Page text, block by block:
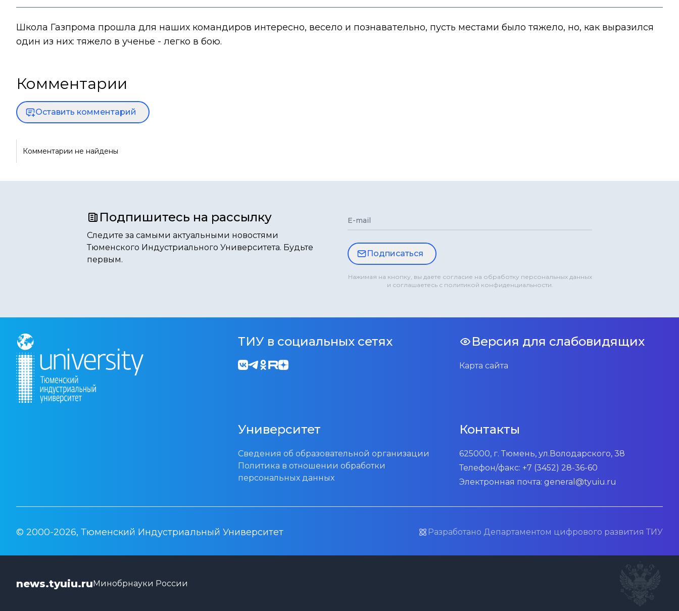
Школа Газпрома прошла для наших командиров интересно, весело и познавательно, пусть местами было тяжело, но, как выразился
один из них: тяжело в ученье - легко в бою.
Комментарии
Оставить комментарий
Комментарии не найдены
Подпишитесь на рассылку
Следите за самыми актуальными новостями
Тюменского Индустриального Университета. Будьте
первым.
E-mail
Подписаться
Нажимая на кнопку, вы даете согласие на обработку персональных данных
и соглашаетесь с политикой конфиденциальности.
ТИУ в социальных сетях Версия для слабовидящих
Карта сайта
Университет
Сведения об образовательной организации
Политика в отношении обработки
персональных данных
Контакты
625000, г. Тюмень, ул.Володарского, 38
Телефон/факс:+7 (3452) 28-36-60
Электронная почта:general@tyuiu.ru
© 2000-2026, Тюменский Индустриальный Университет Разработано Департаментом цифрового развития ТИУ
news.tyuiu.ruМинобрнауки России